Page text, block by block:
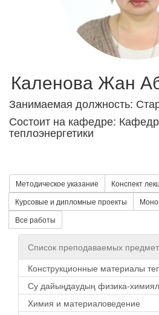
Каленова Жан
Занимаемая должность:
Состоит на кафедре:
теплоэнергетики
Методическое указание Конспект
Курсовые и дипломные проекты
Все работы
Список преподаваемых
Конструкционные материалы
Су дайыңдаудың физика-
Химия и материаловедение